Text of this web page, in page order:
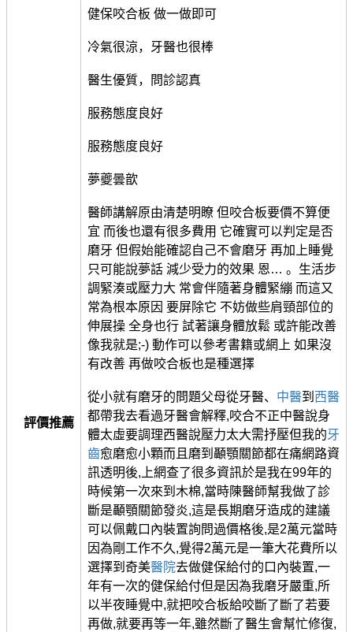
評價推薦
健保咬合板 做一做即可
冷氣很涼，牙醫也很棒
醫生優質，問診認真
服務態度良好
服務態度良好
夢夔曇歆
醫師講解原由清楚明瞭 但咬合板要價不算便
宜 而後也還有很多費用 它確實可以判定是否
磨牙 但假始能確認自己不會磨牙 再加上睡覺
只可能說夢話 減少受力的效果 恩… 。生活步
調緊湊或壓力大 常會伴隨著身體緊繃 而這又
常為根本原因 要屏除它 不妨做些肩頸部位的
伸展操 全身也行 試著讓身體放鬆 或許能改善
像我就是;-) 動作可以參考書籍或網上 如果沒
有改善 再做咬合板也是種選擇
從小就有磨牙的問題父母從牙醫、 中醫到 西醫
都帶我去看過牙醫會解釋,咬合不正中醫說身
體太虛要調理西醫說壓力太大需抒壓但我的牙
齒愈磨愈小顆而且磨到顳顎關節都在痛網路資
訊透明後,上網查了很多資訊於是我在99年的
時候第一次來到木棉,當時陳醫師幫我做了診
斷是顳顎關節發炎,這是長期磨牙造成的建議
可以佩戴口內裝置詢問過價格後,是2萬元當時
因為剛工作不久,覺得2萬元是一筆大花費所以
選擇到奇美醫院去做健保給付的口內裝置,一
年有一次的健保給付但是因為我磨牙嚴重,所
以半夜睡覺中,就把咬合板給咬斷了斷了若要
再做,就要再等一年,雖然斷了醫生會幫忙修復,